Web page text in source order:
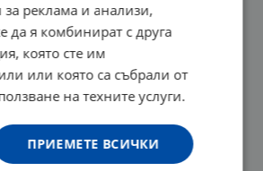
— автор на популярната книга
— анализира допирните точки
религиозните притчи и
Трудът се счита за
произведение, което полага
на всички негови следващи
и преподавател пречупва
Юнг за колективното
за реклама и анализи,
да я комбинират с друга
която сте им
или която са събрали от
на техните услуги.
ПРИЕМЕТЕ ВСИЧКИ